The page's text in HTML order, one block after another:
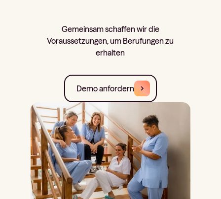
Gemeinsam schaffen wir die
Voraussetzungen, um Berufungen zu
erhalten
Demo anfordern